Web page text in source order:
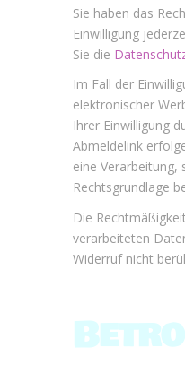
Sie haben das
Einwilligung
Sie die
Im Fall der
elektronischer
Ihrer Einwilligung
Abmeldelink
eine Verarbeitung,
Rechtsgrundlage
Die
verarbeiteten
Widerruf nicht